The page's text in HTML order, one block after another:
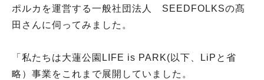
ポルカを運営する一般社団法人 SEEDFOLKSの髙
田さんに伺ってみました。
「私たちは大蓮公園LIFE is PARK(以下、LiPと省
略）事業をこれまで展開していました。